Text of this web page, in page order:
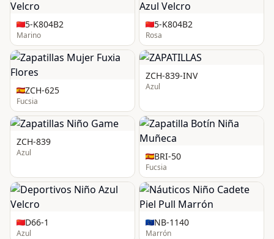
5-K804B2
Marino
5-K804B2
Rosa
ZCH-625
Fucsia
ZCH-839-INV
Azul
ZCH-839
Azul BRI-50
Fucsia
D66-1
Azul
NB-1140
Marrón